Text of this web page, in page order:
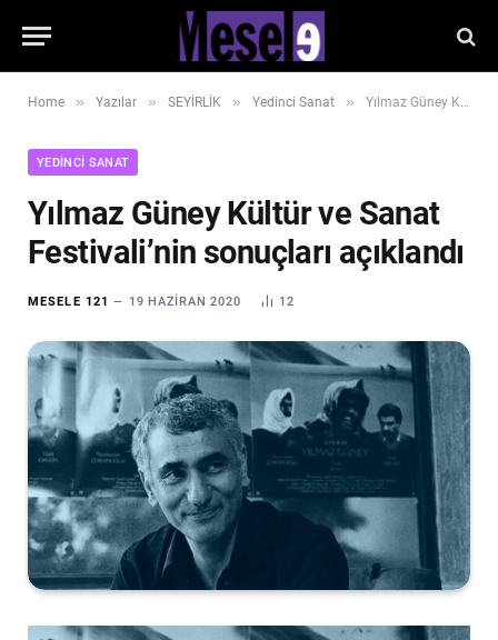
Home » Yazılar » SEYİRLİK » Yedinci Sanat » Yılmaz Güney Kültür ve Sanat Festivali’nin sonuçları açıklandı
YEDINCI SANAT
Yılmaz Güney Kültür ve Sanat
Festivali’nin sonuçları açıklandı
MESELE 121 19 HAZIRAN 2020 12